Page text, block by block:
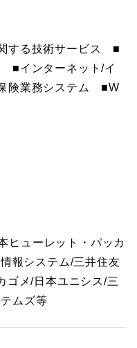
する技術サービス ■
■インターネット/イ
険業務システム ■W
ヒューレット・パッカ
報システム/三井住友
ゴメ/日本ユニシス/三
ムズ等